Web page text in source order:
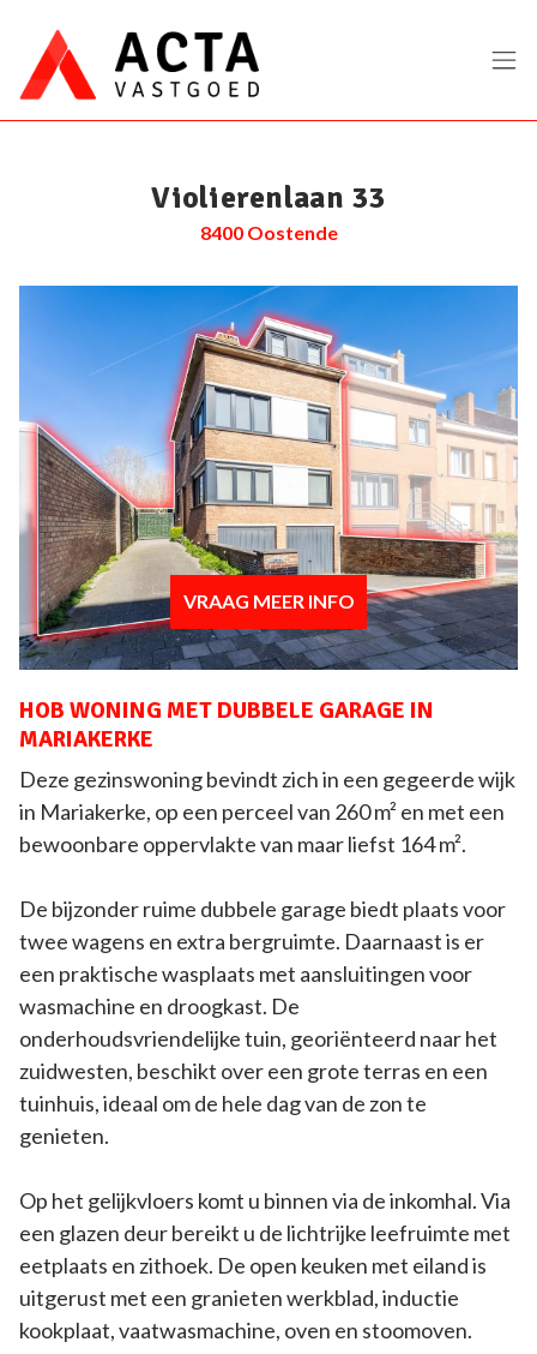
Violierenlaan 33
8400 Oostende
VRAAG MEER INFO
HOB WONING MET DUBBELE GARAGE IN
MARIAKERKE
Deze gezinswoning bevindt zich in een gegeerde wijk
in Mariakerke, op een perceel van 260 m² en met een
bewoonbare oppervlakte van maar liefst 164 m².
De bijzonder ruime dubbele garage biedt plaats voor
twee wagens en extra bergruimte. Daarnaast is er
een praktische wasplaats met aansluitingen voor
wasmachine en droogkast. De
onderhoudsvriendelijke tuin, georiënteerd naar het
zuidwesten, beschikt over een grote terras en een
tuinhuis, ideaal om de hele dag van de zon te
genieten.
Op het gelijkvloers komt u binnen via de inkomhal. Via
een glazen deur bereikt u de lichtrijke leefruimte met
eetplaats en zithoek. De open keuken met eiland is
uitgerust met een granieten werkblad, inductie
kookplaat, vaatwasmachine, oven en stoomoven.